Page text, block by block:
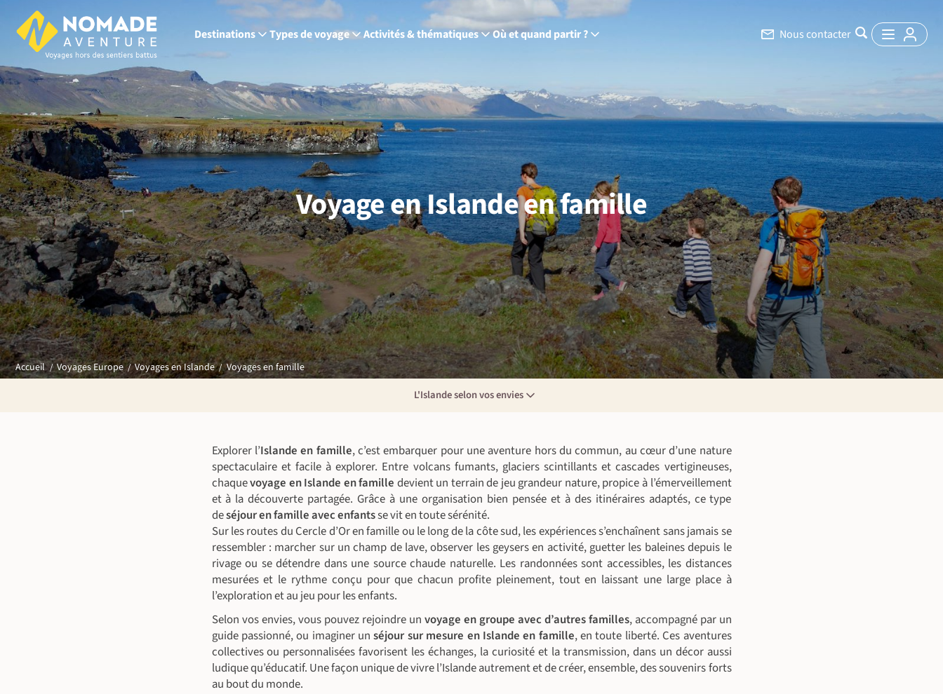
Destinations Types de voyage Activités & thématiques Où et quand partir ? Nous contacter
Voyage en Islande en famille
Accueil Voyages Europe Voyages en Islande Voyages en famille
L'Islande selon vos envies
Explorer l’Islande en famille, c’est embarquer pour une aventure hors du commun, au cœur d’une nature
spectaculaire et facile à explorer. Entre volcans fumants, glaciers scintillants et cascades vertigineuses,
chaquevoyage en Islande en famille devient un terrain de jeu grandeur nature, propice à l’émerveillement
et à la découverte partagée. Grâce à une organisation bien pensée et à des itinéraires adaptés, ce type
deséjour en famille avec enfantsse vit en toute sérénité.
Sur les routes du Cercle d’Or en famille ou le long de la côte sud, les expériences s’enchaînent sans jamais se
ressembler : marcher sur un champ de lave, observer les geysers en activité, guetter les baleines depuis le
rivage ou se détendre dans une source chaude naturelle. Les randonnées sont accessibles, les distances
mesurées et le rythme conçu pour que chacun profite pleinement, tout en laissant une large place à
l’exploration et au jeu pour les enfants.
Selon vos envies, vous pouvez rejoindre un voyage en groupe avec d’autres familles, accompagné par un
guide passionné, ou imaginer unséjour sur mesure en Islande en famille, en toute liberté. Ces aventures
collectives ou personnalisées favorisent les échanges, la curiosité et la transmission, dans un décor aussi
ludique qu’éducatif. Une façon unique de vivre l’Islande autrement et de créer, ensemble, des souvenirs forts
au bout du monde.